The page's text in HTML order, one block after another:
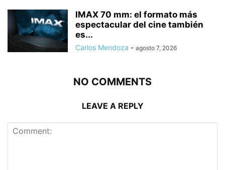
IMAX 70 mm: el formato más
espectacular del cine también
es...
Carlos Mendoza - agosto 7, 2026
NO COMMENTS
LEAVE A REPLY